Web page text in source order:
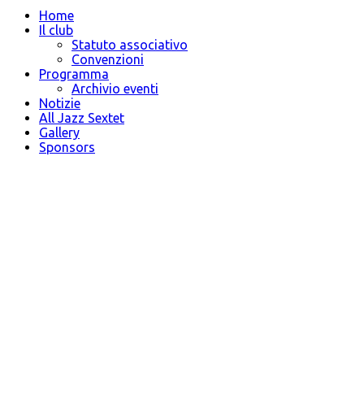
Home
Il club
Statuto associativo
Convenzioni
Programma
Archivio eventi
Notizie
All Jazz Sextet
Gallery
Sponsors